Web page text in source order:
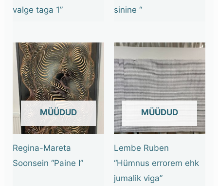
valge taga 1”
sinine “
OUT OF STOCK
Regina-Mareta
Soonsein “Paine I”
OUT OF STOCK
Lembe Ruben
“Hümnus errorem ehk
jumalik viga”